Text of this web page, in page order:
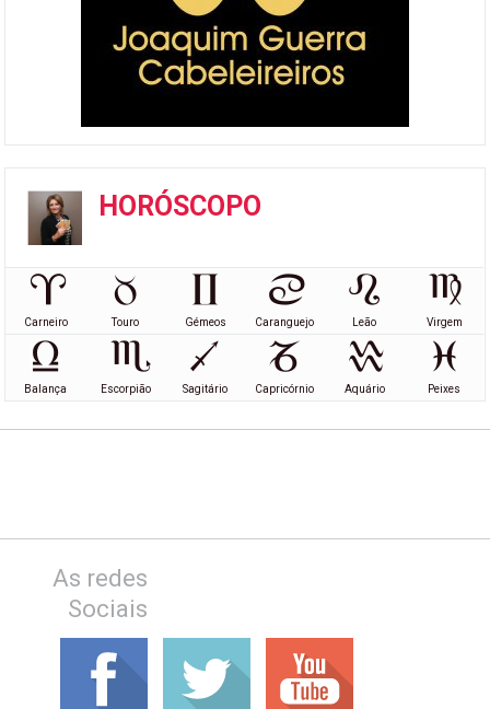
HORÓSCOPO
Carneiro Touro Gémeos Caranguejo Leão Virgem
Balança Escorpião Sagitário Capricórnio Aquário Peixes
As redes
Sociais